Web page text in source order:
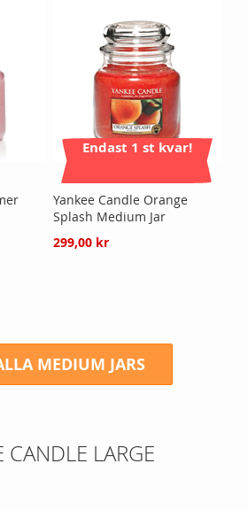
Endast 1 st kvar!
Yankee Candle Orange
Splash Medium Jar
299,00 kr
MEDIUM JARS
CANDLE LARGE